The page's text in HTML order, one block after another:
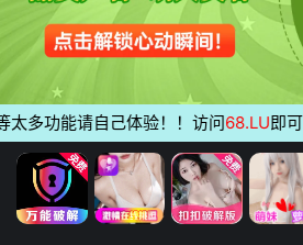
能请自己体验！！访问 68.LU即可下载